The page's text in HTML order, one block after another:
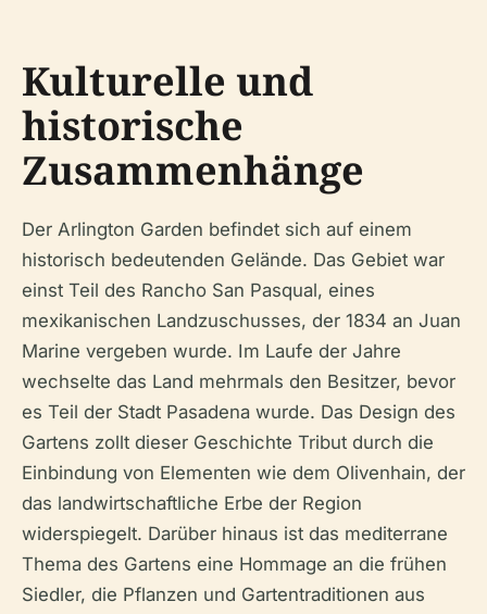
Kulturelle und
historische
Zusammenhänge
Der Arlington Garden befindet sich auf einem
historisch bedeutenden Gelände. Das Gebiet war
einst Teil des Rancho San Pasqual, eines
mexikanischen Landzuschusses, der 1834 an Juan
Marine vergeben wurde. Im Laufe der Jahre
wechselte das Land mehrmals den Besitzer, bevor
es Teil der Stadt Pasadena wurde. Das Design des
Gartens zollt dieser Geschichte Tribut durch die
Einbindung von Elementen wie dem Olivenhain, der
das landwirtschaftliche Erbe der Region
widerspiegelt. Darüber hinaus ist das mediterrane
Thema des Gartens eine Hommage an die frühen
Siedler, die Pflanzen und Gartentraditionen aus